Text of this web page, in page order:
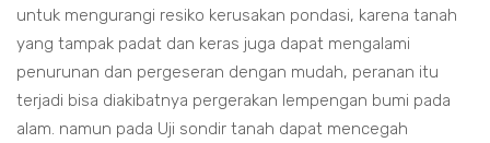
untuk mengurangi resiko kerusakan pondasi, karena tanah
yang tampak padat dan keras juga dapat mengalami
penurunan dan pergeseran dengan mudah, peranan itu
terjadi bisa diakibatnya pergerakan lempengan bumi pada
alam. namun pada Uji sondir tanah dapat mencegah